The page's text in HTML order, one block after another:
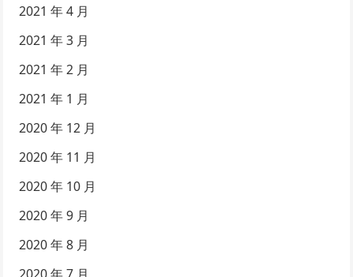
2021 年 4 月
2021 年 3 月
2021 年 2 月
2021 年 1 月
2020 年 12 月
2020 年 11 月
2020 年 10 月
2020 年 9 月
2020 年 8 月